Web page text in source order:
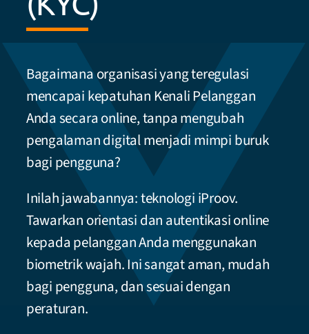
Bagaimana organisasi yang teregulasi
mencapai kepatuhan Kenali Pelanggan
Anda secara online, tanpa mengubah
pengalaman digital menjadi mimpi buruk
bagi pengguna?
Inilah jawabannya: teknologi iProov.
Tawarkan orientasi dan autentikasi online
kepada pelanggan Anda menggunakan
biometrik wajah. Ini sangat aman, mudah
bagi pengguna, dan sesuai dengan
peraturan.